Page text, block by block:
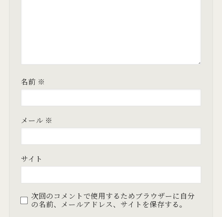
名前 ※
メール ※
サイト
次回のコメントで使用するためブラウザーに自分
の名前、メールアドレス、サイトを保存する。